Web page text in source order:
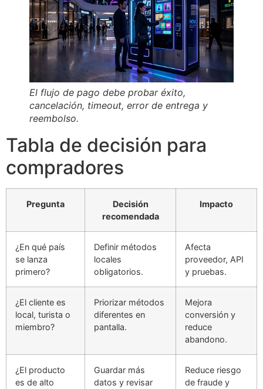
El flujo de pago debe probar éxito,
cancelación, timeout, error de entrega y
reembolso.
Tabla de decisión para
compradores
Pregunta
Decisión
recomendada
Impacto
¿En qué país
se lanza
primero?
Definir métodos
locales
obligatorios.
Afecta
proveedor, API
y pruebas.
¿El cliente es
local, turista o
miembro?
Priorizar métodos
diferentes en
pantalla.
Mejora
conversión y
reduce
abandono.
¿El producto
es de alto
Guardar más
datos y revisar
Reduce riesgo
de fraude y